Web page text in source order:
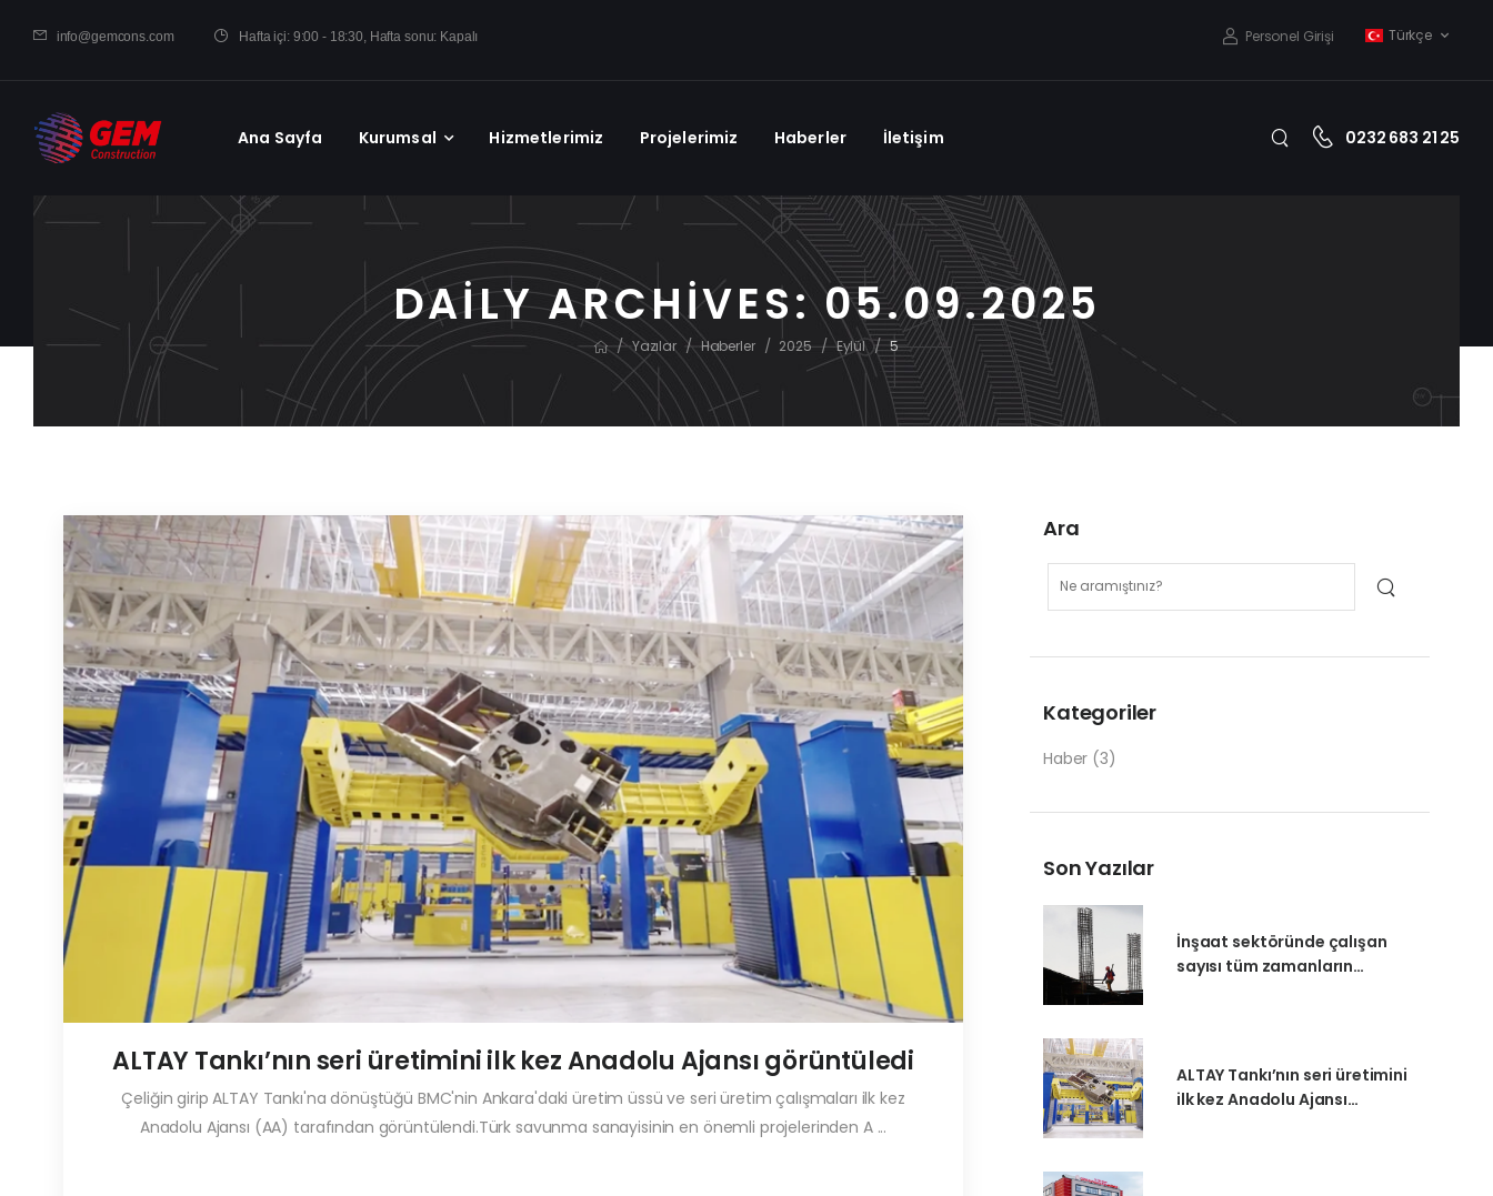
info@gemcons.com Hafta içi: 9:00 - 18:30, Hafta sonu: Kapalı Personel Girişi Türkçe
Ana Sayfa Kurumsal Hizmetlerimiz Projelerimiz Haberler İletişim 0232 683 21 25
DAILY ARCHIVES: 05.09.2025
/ Yazılar / Haberler / 2025 / Eylül / 5
Ara
Kategoriler
Haber (3)
Son Yazılar
İnşaat sektöründe çalışan
sayısı tüm zamanların
ALTAY Tankı’nın seri üretimini
ilk kez Anadolu Ajansı
ALTAY Tankı’nın seri üretimini ilk kez Anadolu Ajansı görüntüledi
Çeliğin girip ALTAY Tankı'na dönüştüğü BMC'nin Ankara'daki üretim üssü ve seri üretim çalışmaları ilk kez
Anadolu Ajansı (AA) tarafından görüntülendi.Türk savunma sanayisinin en önemli projelerinden A ...